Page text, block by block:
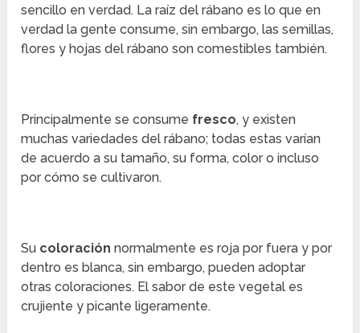
sencillo en verdad. La raíz del rábano es lo que en
verdad la gente consume, sin embargo, las semillas,
flores y hojas del rábano son comestibles también.
Principalmente se consume fresco, y existen
muchas variedades del rábano; todas estas varían
de acuerdo a su tamaño, su forma, color o incluso
por cómo se cultivaron.
Su coloración normalmente es roja por fuera y por
dentro es blanca, sin embargo, pueden adoptar
otras coloraciones. El sabor de este vegetal es
crujiente y picante ligeramente.